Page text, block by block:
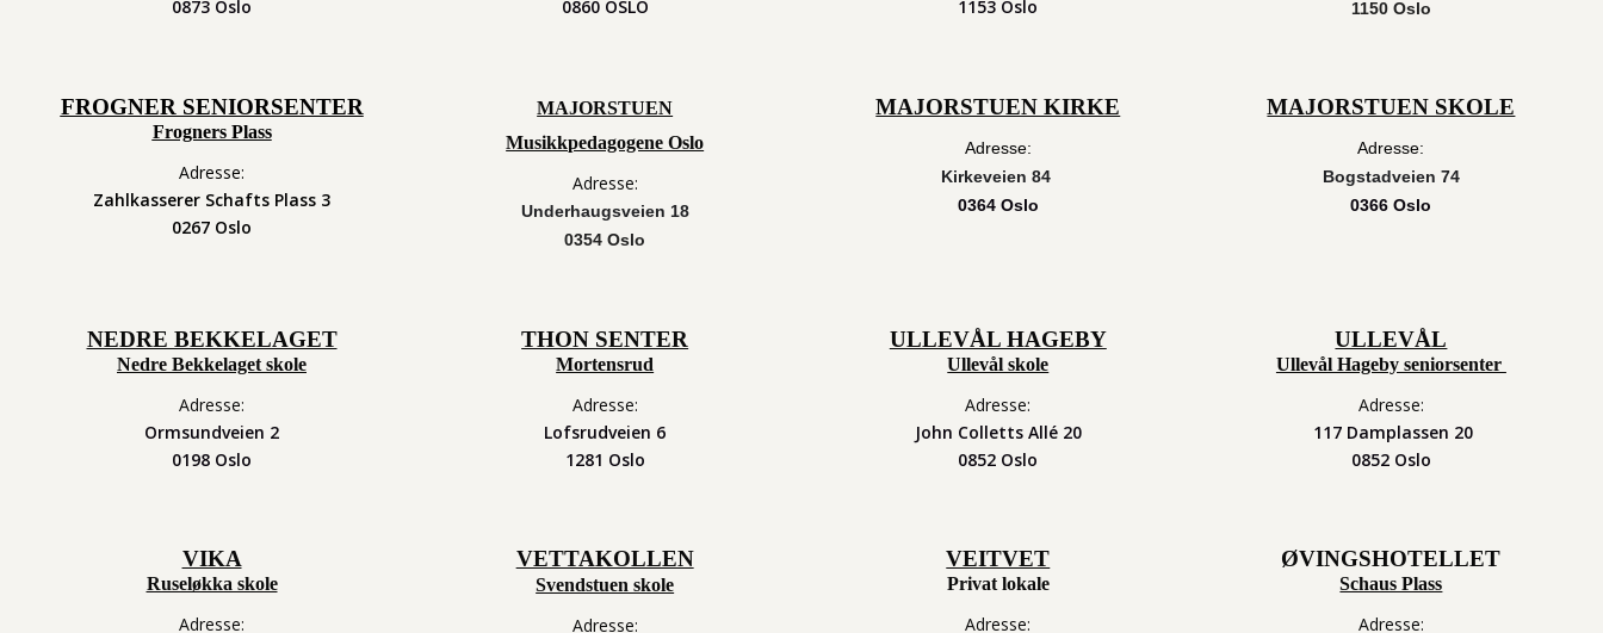
0873 Oslo
0860 OSLO
1153 Oslo
1150 Oslo
FROGNER SENIORSENTER
Frogners Plass
Adresse:
Zahlkasserer Schafts Plass 3
0267 Oslo
MAJORSTUEN
Musikkpedagogene Oslo
Adresse:
Underhaugsveien 18
0354 Oslo
MAJORSTUEN KIRKE
Adresse:
Kirkeveien 84
0364 Oslo
MAJORSTUEN SKOLE
Adresse:
Bogstadveien 74
0366 Oslo
NEDRE BEKKELAGET
Nedre Bekkelaget skole
Adresse:
Ormsundveien 2
0198 Oslo
THON SENTER
Mortensrud
Adresse:
Lofsrudveien 6
1281 Oslo
ULLEVÅL HAGEBY
Ullevål skole
Adresse:
John Colletts Allé 20
0852 Oslo
ULLEVÅL
Ullevål Hageby seniorsenter
Adresse:
117 Damplassen 20
0852 Oslo
VIKA
Ruseløkka skole
Adresse:
VETTAKOLLEN
Svendstuen skole
Adresse:
VEITVET
Privat lokale
Adresse:
ØVINGSHOTELLET
Schaus Plass
Adresse: